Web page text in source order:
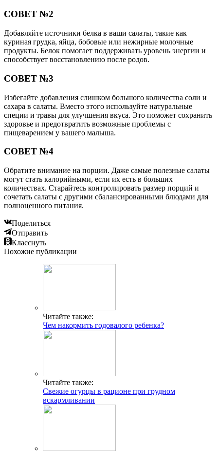
СОВЕТ №2
Добавляйте источники белка в ваши салаты, такие как
куриная грудка, яйца, бобовые или нежирные молочные
продукты. Белок помогает поддерживать уровень энергии и
способствует восстановлению после родов.
СОВЕТ №3
Избегайте добавления слишком большого количества соли и
сахара в салаты. Вместо этого используйте натуральные
специи и травы для улучшения вкуса. Это поможет сохранить
здоровье и предотвратить возможные проблемы с
пищеварением у вашего малыша.
СОВЕТ №4
Обратите внимание на порции. Даже самые полезные салаты
могут стать калорийными, если их есть в больших
количествах. Старайтесь контролировать размер порций и
сочетать салаты с другими сбалансированными блюдами для
полноценного питания.
Поделиться
Отправить
Класснуть
Похожие публикации
Читайте также:
Чем накормить годовалого ребенка?
Читайте также:
Свежие огурцы в рационе при грудном
вскармливании